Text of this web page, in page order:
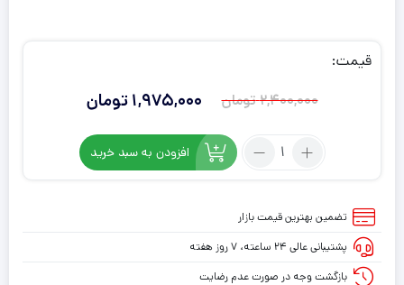
قیمت:
2,400,000تومان
قیمت
اصلی:
2,400,000
1,975,000 تومان
قیمت
فعلی:
1,975,000
تعداد:
کنسول
باکس
سریز
افزودن به سبد خرید
تضمین بهترین قیمت بازار
پشتیبانی عالی ۲۴ ساعته، ۷ روز هفته
بازگشت وجه در صورت عدم رضایت